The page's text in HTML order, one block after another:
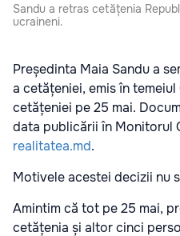
Sandu a retras cetățenia
ucraineni.
Președinta Maia Sandu a
a cetățeniei, emis în
cetățeniei pe 25 mai.
data publicării în Monitorul
realitatea.md.
Motivele acestei decizii nu
Amintim că tot pe 25 mai,
cetățenia și altor cinci